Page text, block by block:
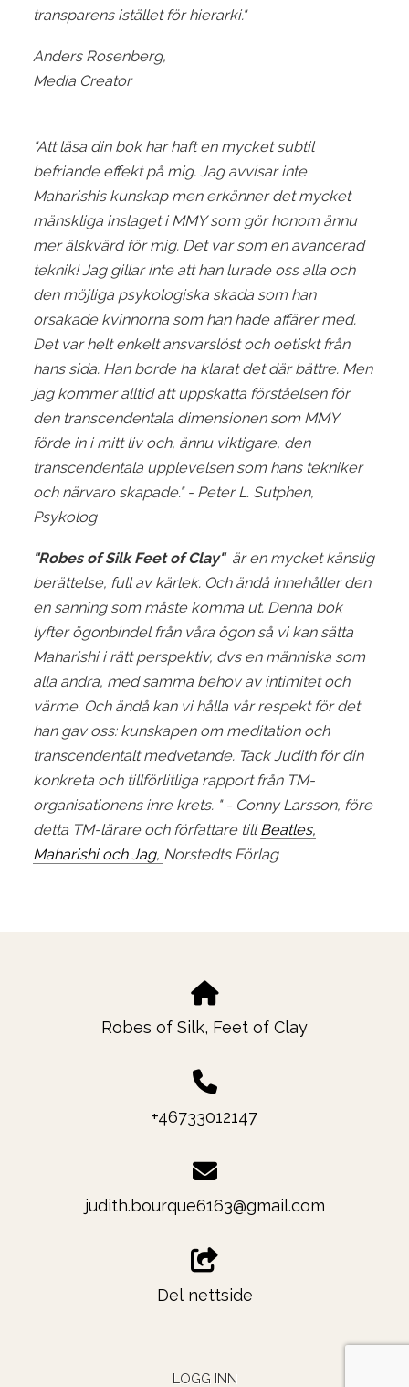
transparens istället för hierarki."
Anders Rosenberg,
Media Creator
"Att läsa din bok har haft en mycket subtil
befriande effekt på mig. Jag avvisar inte
Maharishis kunskap men erkänner det mycket
mänskliga inslaget i MMY som gör honom ännu
mer älskvärd för mig. Det var som en avancerad
teknik! Jag gillar inte att han lurade oss alla och
den möjliga psykologiska skada som han
orsakade kvinnorna som han hade affärer med.
Det var helt enkelt ansvarslöst och oetiskt från
hans sida. Han borde ha klarat det där bättre. Men
jag kommer alltid att uppskatta förståelsen för
den transcendentala dimensionen som MMY
förde in i mitt liv och, ännu viktigare, den
transcendentala upplevelsen som hans tekniker
och närvaro skapade." - Peter L. Sutphen,
Psykolog
"Robes of Silk Feet of Clay"är en mycket känslig
berättelse, full av kärlek. Och ändå innehåller den
en sanning som måste komma ut. Denna bok
lyfter ögonbindel från våra ögon så vi kan sätta
Maharishi i rätt perspektiv, dvs en människa som
alla andra, med samma behov av intimitet och
värme. Och ändå kan vi hålla vår respekt för det
han gav oss: kunskapen om meditation och
transcendentalt medvetande. Tack Judith för din
konkreta och tillförlitliga rapport från TM-
organisationens inre krets. " - Conny Larsson, före
detta TM-lärare och författare tillBeatles,
Maharishi och Jag, Norstedts Förlag
Robes of Silk, Feet of Clay
+46733012147
judith.bourque6163@gmail.com
Del nettside
LOGG INN